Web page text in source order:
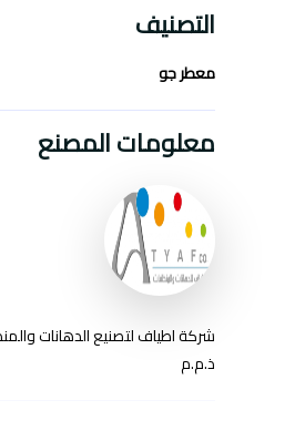
التصنيف
معطر جو
معلومات المصنع
شركة اطياف لتصنيع الدهانات
ذ.م.م